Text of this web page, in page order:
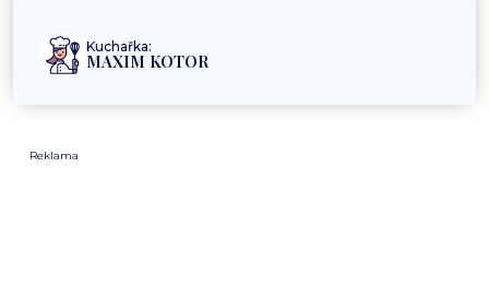
Kuchařka:
MAXIM KOTOR
Reklama